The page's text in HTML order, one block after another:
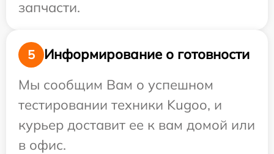
запчасти.
5
Информирование о готовности
Мы сообщим Вам о успешном
тестировании техники Kugoo, и
курьер доставит ее к вам домой или
в офис.